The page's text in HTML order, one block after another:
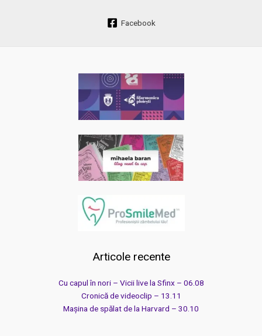
Facebook
Articole recente
Cu capul în nori – Vicii live la Sfinx – 06.08
Cronică de videoclip – 13.11
Mașina de spălat de la Harvard – 30.10